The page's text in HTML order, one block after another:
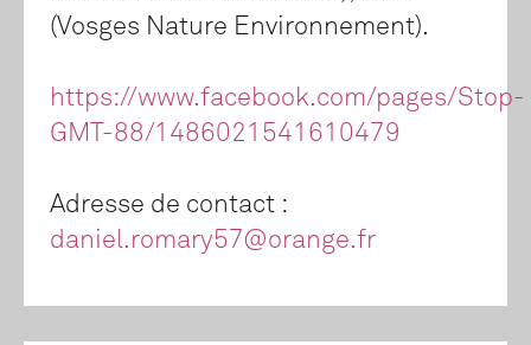
(Vosges Nature Environnement).
https://www.facebook.com/pages/Stop-
GMT-88/1486021541610479
Adresse de contact :
daniel.romary57@orange.fr